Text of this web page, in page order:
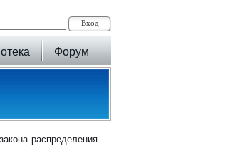
Форум
распределения